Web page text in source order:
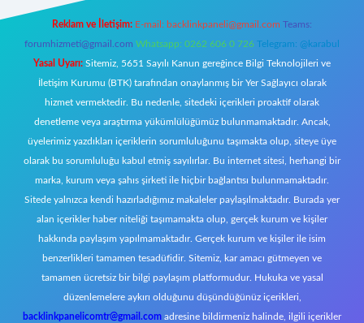
Reklam ve İletişim: E-mail: backlinkpaneli@gmail.com Teams:
forumhizmeti@gmail.com Whatsapp: 0262 606 0 726 Telegram: @karabul
Yasal Uyarı: Sitemiz, 5651 Sayılı Kanun gereğince Bilgi Teknolojileri ve
İletişim Kurumu (BTK) tarafından onaylanmış bir Yer Sağlayıcı olarak
hizmet vermektedir. Bu nedenle, sitedeki içerikleri proaktif olarak
denetleme veya araştırma yükümlülüğümüz bulunmamaktadır. Ancak,
üyelerimiz yazdıkları içeriklerin sorumluluğunu taşımakta olup, siteye üye
olarak bu sorumluluğu kabul etmiş sayılırlar. Bu internet sitesi, herhangi bir
marka, kurum veya şahıs şirketi ile hiçbir bağlantısı bulunmamaktadır.
Sitede yalnızca kendi hazırladığımız makaleler paylaşılmaktadır. Burada yer
alan içerikler haber niteliği taşımamakta olup, gerçek kurum ve kişiler
hakkında paylaşım yapılmamaktadır. Gerçek kurum ve kişiler ile isim
benzerlikleri tamamen tesadüfidir. Sitemiz, kar amacı gütmeyen ve
tamamen ücretsiz bir bilgi paylaşım platformudur. Hukuka ve yasal
düzenlemelere aykırı olduğunu düşündüğünüz içerikleri,
backlinkpanelicomtr@gmail.com adresine bildirmeniz halinde, ilgili içerikler